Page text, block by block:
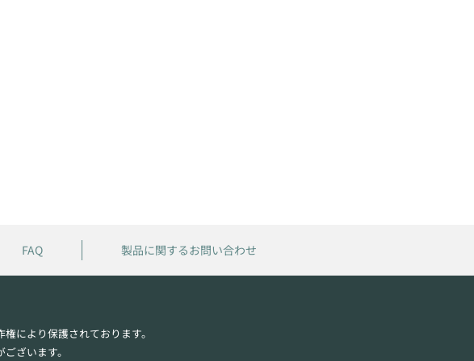
FAQ 製品に関するお問い合わせ
により保護されております。
ざいます。